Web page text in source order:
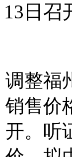
13日召
调整福
销售价
开。听